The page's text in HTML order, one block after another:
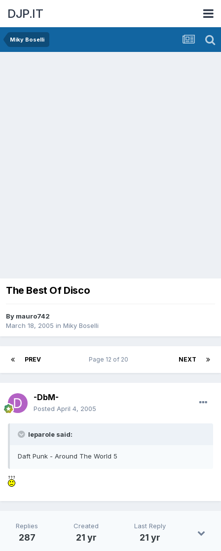
DJP.IT
Miky Boselli
The Best Of Disco
By mauro742
March 18, 2005 in Miky Boselli
PREV NEXT
Page 12 of 20
-DbM-
Posted April 4, 2005
leparole said:
Daft Punk - Around The World 5
Replies
287
Created
21 yr
Last Reply
21 yr